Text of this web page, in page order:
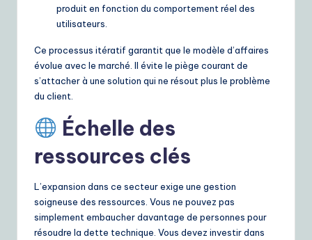
produit en fonction du comportement réel des
utilisateurs.
Ce processus itératif garantit que le modèle d’affaires
évolue avec le marché. Il évite le piège courant de
s’attacher à une solution qui ne résout plus le problème
du client.
Échelle des
ressources clés
L’expansion dans ce secteur exige une gestion
soigneuse des ressources. Vous ne pouvez pas
simplement embaucher davantage de personnes pour
résoudre la dette technique. Vous devez investir dans